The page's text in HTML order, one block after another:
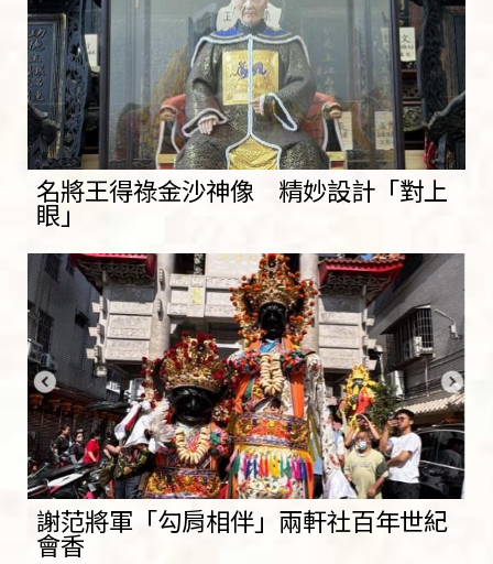
名將王得祿金沙神像 精妙設計「對上
眼」
謝范將軍「勾肩相伴」兩軒社百年世紀
會香